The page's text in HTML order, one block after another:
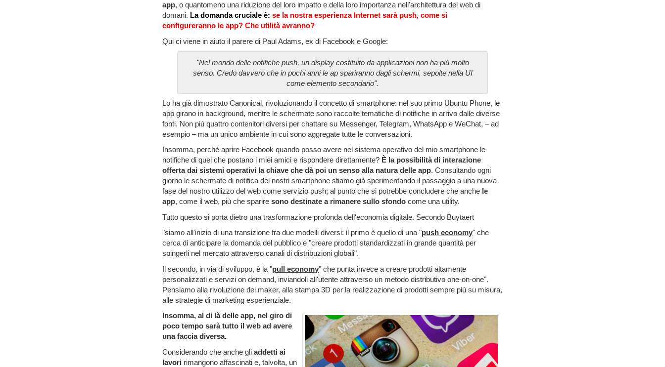
app, o quantomeno una riduzione del loro impatto e della loro importanza nell'architettura del web di
domani. La domanda cruciale è:se la nostra esperienza Internet sarà push, come si
configureranno le app? Che utilità avranno?
Qui ci viene in aiuto il parere di Paul Adams, ex di Facebook e Google:
"Nel mondo delle notifiche push, un display costituito da applicazioni non ha più molto
senso. Credo davvero che in pochi anni le ap spariranno dagli schermi, sepolte nella UI
come elemento secondario".
Lo ha già dimostrato Canonical, rivoluzionando il concetto di smartphone: nel suo primo Ubuntu Phone, le
app girano in background, mentre le schermate sono raccolte tematiche di notifiche in arrivo dalle diverse
fonti. Non più quattro contenitori diversi per chattare su Messenger, Telegram, WhatsApp e WeChat, – ad
esempio – ma un unico ambiente in cui sono aggregate tutte le conversazioni.
Insomma, perché aprire Facebook quando posso avere nel sistema operativo del mio smartphone le
notifiche di quel che postano i miei amici e rispondere direttamente? È la possibilità di interazione
offerta dai sistemi operativi la chiave che dà poi un senso alla natura delle app. Consultando ogni
giorno le schermate di notifica dei nostri smartphone stiamo già sperimentando il passaggio a una nuova
fase del nostro utilizzo del web come servizio push; al punto che si potrebbe concludere che anche le
app, come il web, più che sparire sono destinate a rimanere sullo sfondo come una utility.
Tutto questo si porta dietro una trasformazione profonda dell'economia digitale. Secondo Buytaert
"siamo all'inizio di una transizione fra due modelli diversi: il primo è quello di una "push economy" che
cerca di anticipare la domanda del pubblico e "creare prodotti standardizzati in grande quantità per
spingerli nel mercato attraverso canali di distribuzioni globali".
Il secondo, in via di sviluppo, è la "pull economy" che punta invece a creare prodotti altamente
personalizzati e servizi on demand, inviandoli all'utente attraverso un metodo distributivo one-on-one".
Pensiamo alla rivoluzione dei maker, alla stampa 3D per la realizzazione di prodotti sempre più su misura,
alle strategie di marketing esperienziale.
Insomma, al di là delle app, nel giro di
poco tempo sarà tutto il web ad avere
una faccia diversa.
Considerando che anche gliaddetti ai
lavori rimangono affascinati e, talvolta, un